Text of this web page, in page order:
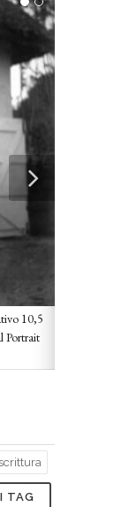
10,5
Portrait
scrittura
TAG